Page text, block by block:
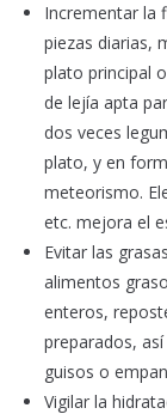
Incrementar la
piezas diarias,
plato principal
de lejía apta
dos veces
plato, y en
meteorismo.
etc. mejora el
Evitar las
alimentos
enteros,
preparados,
guisos o
Vigilar la